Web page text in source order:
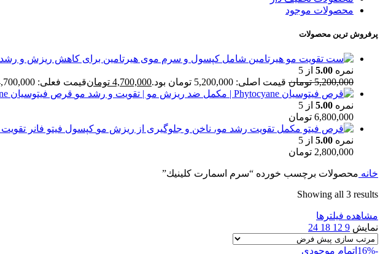
محصولات موجود
پرفروش ترین محصولات
نمره 5.00 از 5
5,200,000 تومان قیمت اصلی: 5,200,000 تومان بود. 4,700,000 تومانقیمت فعلی: 4,700,000 تومان.
قرص فیتوسیان Phytocyane | مکمل ضد ریزش مو | تقویت و رشد مو
نمره 5.00 از 5
6,800,000 تومان
کپسول فیتو فانر
نمره 5.00 از 5
2,800,000 تومان
خانه محصولات برچسب خورده “سرم اسمارت كلينيك”
Showing all 3 results
مشاهده فیلترها
نمایش 9
12
18
24
-16% اتمام موجودی